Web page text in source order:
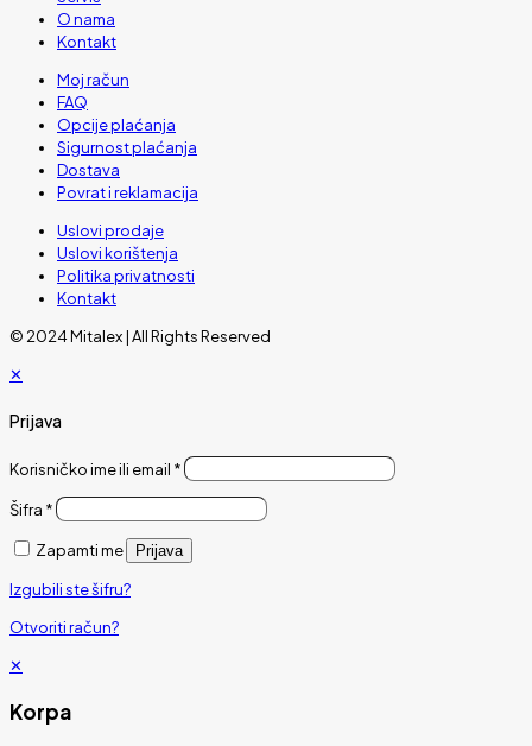
O nama
Kontakt
Moj račun
FAQ
Opcije plaćanja
Sigurnost plaćanja
Dostava
Povrat i reklamacija
Uslovi prodaje
Uslovi korištenja
Politika privatnosti
Kontakt
© 2024 Mitalex | All Rights Reserved
✕
Prijava
Korisničko ime ili email *
Šifra *
Zapamti me Prijava
Izgubili ste šifru?
Otvoriti račun?
✕
Korpa